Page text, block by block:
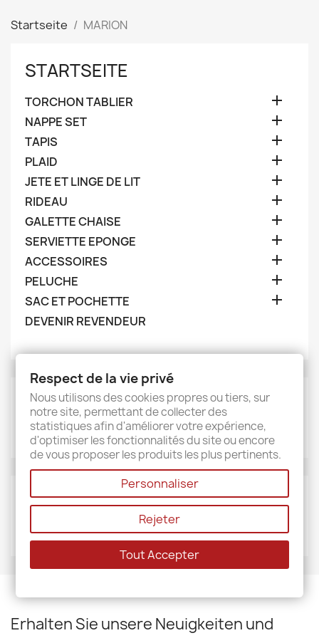
Startseite MARION
STARTSEITE
TORCHON TABLIER 
NAPPE SET 
TAPIS 
PLAID 
JETE ET LINGE DE LIT 
RIDEAU 
GALETTE CHAISE 
SERVIETTE EPONGE 
ACCESSOIRES 
PELUCHE 
SAC ET POCHETTE 
DEVENIR REVENDEUR
MARKEN
Sud étoffe
LIEFERANTEN
Erhalten Sie unsere Neuigkeiten und
Respect de la vie privé
Nous utilisons des cookies propres ou tiers, sur
notre site, permettant de collecter des
statistiques afin d'améliorer votre expérience,
d'optimiser les fonctionnalités du site ou encore
de vous proposer les produits les plus pertinents.
Personnaliser
Rejeter
Tout Accepter